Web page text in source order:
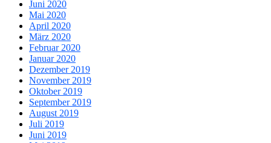
Juni 2020
Mai 2020
April 2020
März 2020
Februar 2020
Januar 2020
Dezember 2019
November 2019
Oktober 2019
September 2019
August 2019
Juli 2019
Juni 2019